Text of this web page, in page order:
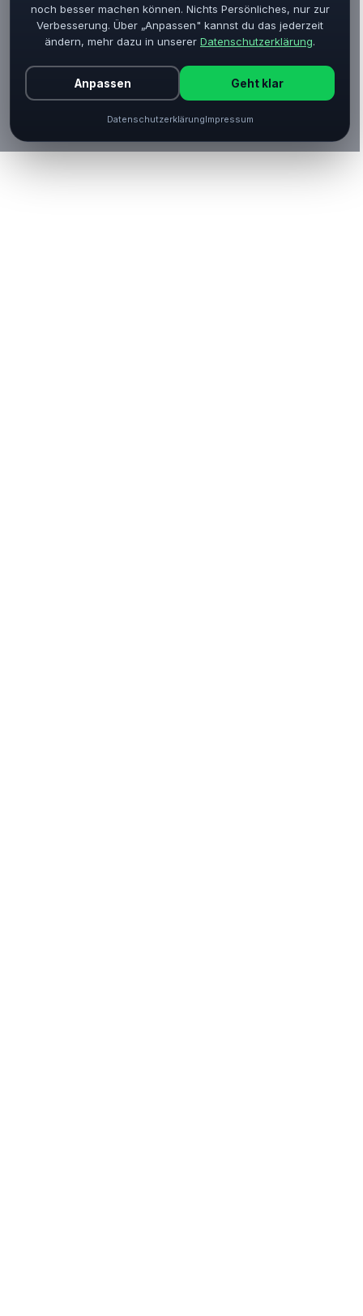
noch besser machen können. Nichts Persönliches, nur zur
Verbesserung. Über „Anpassen" kannst du das jederzeit
ändern, mehr dazu in unserer Datenschutzerklärung.
Anpassen Geht klar
DatenschutzerklärungImpressum